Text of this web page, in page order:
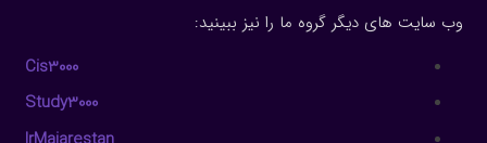
وب سایت های دیگر گروه ما را نیز ببینید:
Cis3000
Study3000